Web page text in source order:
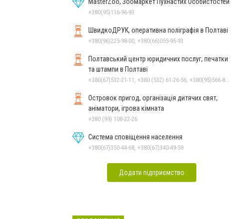
+380(95)116-96-93
ШвидкоДРУК, оперативна поліграфія в Полтаві
+380(96)225-98-00, +380(66)055-95-93
Полтавський центр юридичних послуг, печатки
та штампи в Полтаві
Островок пригод, організація дитячих свят,
аніматори, ігрова кімната
+380 (99) 108-32-26
Система сповіщення населення
+380(67)350-44-68, +380(67)340-49-59
Додати підприємство